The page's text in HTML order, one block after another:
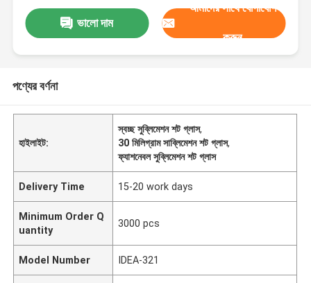
ভালো দাম
আমাদের সাথে যোগাযোগ
করুন
পণ্যের বর্ণনা
হাইলাইট:
স্বচ্ছ সুব্লিমেশন শট গ্লাস,
30 মিলিগ্রাম সাব্লিমেশন শট গ্লাস,
ফ্যাশনেবল সুব্লিমেশন শট গ্লাস
Delivery Time 15-20 work days
Minimum Order Q
uantity
3000 pcs
Model Number IDEA-321